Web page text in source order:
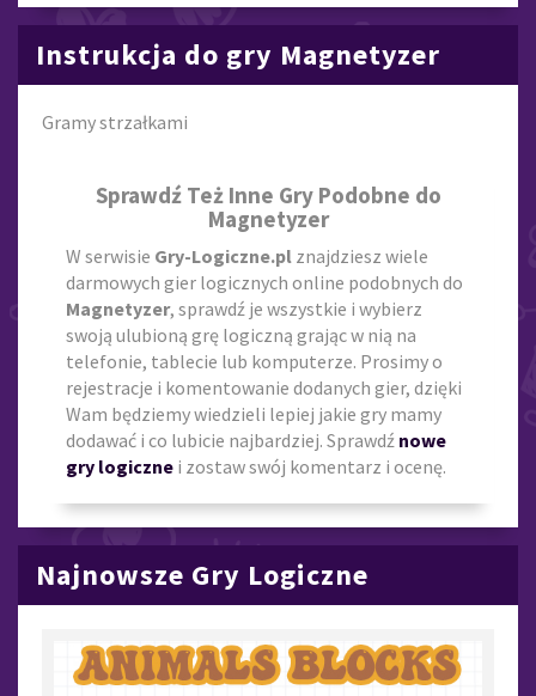
Instrukcja do gry Magnetyzer
Gramy strzałkami
Sprawdź Też Inne Gry Podobne do
Magnetyzer
W serwisie Gry-Logiczne.pl znajdziesz wiele
darmowych gier logicznych online podobnych do
Magnetyzer, sprawdź je wszystkie i wybierz
swoją ulubioną grę logiczną grając w nią na
telefonie, tablecie lub komputerze. Prosimy o
rejestracje i komentowanie dodanych gier, dzięki
Wam będziemy wiedzieli lepiej jakie gry mamy
dodawać i co lubicie najbardziej. Sprawdź nowe
gry logiczne i zostaw swój komentarz i ocenę.
Najnowsze Gry Logiczne